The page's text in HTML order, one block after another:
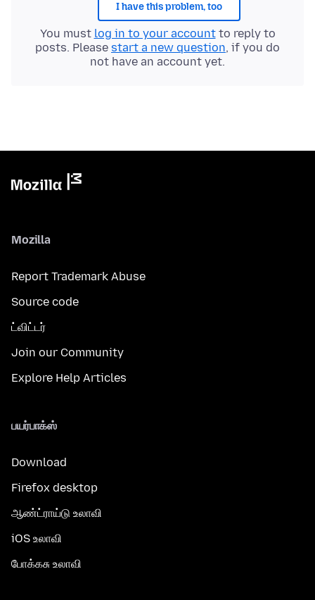
I have this problem, too
You must log in to your accountto reply to
posts. Please start a new question, if you do
not have an account yet.
Mozilla
Report Trademark Abuse
Source code
ட்விட்டர்
Join our Community
Explore Help Articles
பயர்பாக்ஸ்
Download
Firefox desktop
ஆண்ட்ராய்டு உலாவி
iOS உலாவி
போக்கசு உலாவி